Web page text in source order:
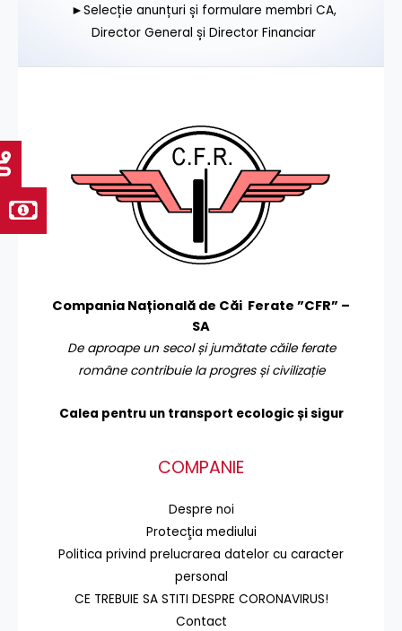
►Selecție anunțuri și formulare membri CA,
Director General și Director Financiar
Compania Națională de Căi Ferate ”CFR” –
SA
De aproape un secol și jumătate căile ferate
române contribuie la progres și civilizație
Calea pentru un transport ecologic și sigur
COMPANIE
Despre noi
Protecţia mediului
Politica privind prelucrarea datelor cu caracter
personal
CE TREBUIE SA STITI DESPRE CORONAVIRUS!
Contact